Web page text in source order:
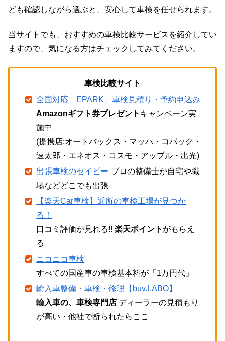
ども確認しながら選ぶと、安心して車検を任せられます。
当サイトでも、おすすめの車検比較サービスを紹介してい
ますので、気になる方はチェックしてみてください。
車検比較サイト
全国対応「EPARK」車検見積り・予約申込み
Amazonギフト券プレゼント キャンペーン実
施中
(提携店:オートバックス・マッハ・コバック・
速太郎・エネオス・コスモ・アップル・出光)
出張車検のセイビー プロの整備士が自宅や職
場などどこでも出張
【楽天Car車検】近所の車検工場が見つか
る！
口コミ評価が見れる!!楽天ポイント がもらえ
る
ニコニコ車検
すべての国産車の車検基本料が「1万円代」
輸入車整備・車検・修理【buv.LABO】
輸入車の、車検専門店 ディーラーの見積もり
が高い・他社で断られたらここ